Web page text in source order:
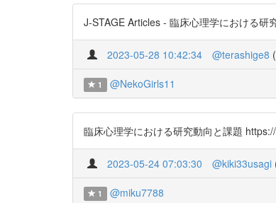
J-STAGE Articles - 臨床心理学における
2023-05-28 10:42:34 @terashige8 (
1 @NekoGirls11
臨床心理学における研究動向と課題
2023-05-24 07:03:30 @kiki33usagi
1 @miku7788